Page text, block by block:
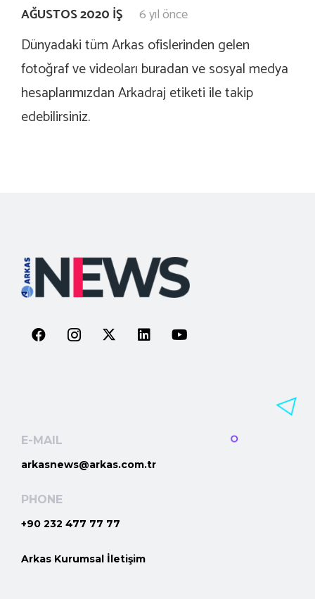
AĞUSTOS 2020 İŞ 6 yıl önce
Dünyadaki tüm Arkas ofislerinden gelen
fotoğraf ve videoları buradan ve sosyal medya
hesaplarımızdan Arkadraj etiketi ile takip
edebilirsiniz.
E-MAIL
arkasnews@arkas.com.tr
PHONE
+90 232 477 77 77
Arkas Kurumsal İletişim